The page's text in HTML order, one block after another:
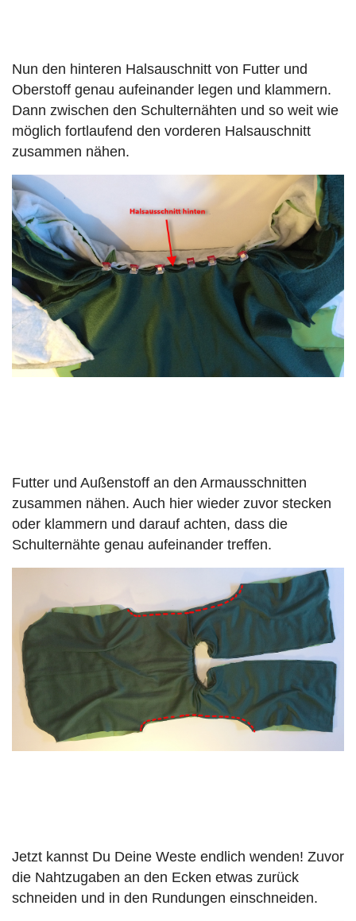
Nun den hinteren Halsauschnitt von Futter und
Oberstoff genau aufeinander legen und klammern.
Dann zwischen den Schulternähten und so weit wie
möglich fortlaufend den vorderen Halsauschnitt
zusammen nähen.
Futter und Außenstoff an den Armausschnitten
zusammen nähen. Auch hier wieder zuvor stecken
oder klammern und darauf achten, dass die
Schulternähte genau aufeinander treffen.
Jetzt kannst Du Deine Weste endlich wenden! Zuvor
die Nahtzugaben an den Ecken etwas zurück
schneiden und in den Rundungen einschneiden.